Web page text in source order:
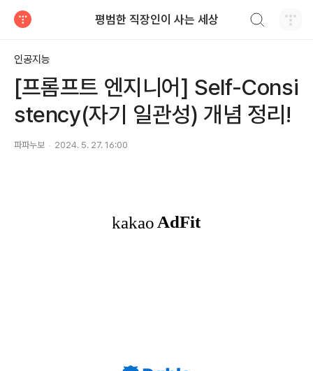
평범한 직장인이 사는 세상
인공지능
[프롬프트 엔지니어] Self-Consi
stency(자기 일관성) 개념 정리!
파파누보 2024. 5. 27. 16:00